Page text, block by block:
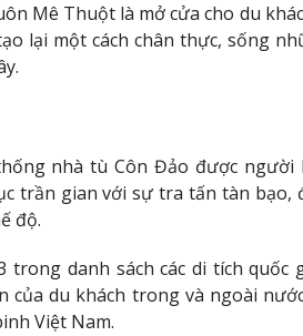
Mê Thuột là mở cửa cho du
lại một cách chân thực, sống
nhà tù Côn Đảo được người
trần gian với sự tra tấn tàn bạo,
độ.
danh sách các di tích quốc
của du khách trong và ngoài
Việt Nam.